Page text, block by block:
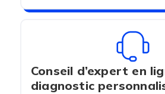
Conseil d’expert en
diagnostic